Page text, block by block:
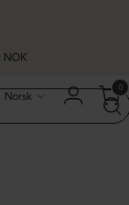
NOK
Norsk
0